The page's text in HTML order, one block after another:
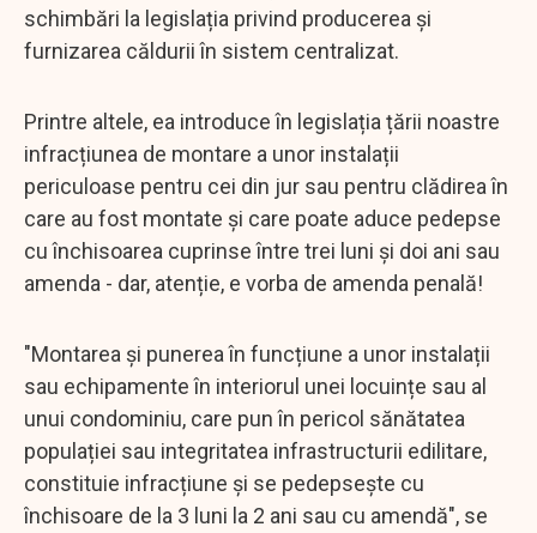
schimbări la legislația privind producerea și
furnizarea căldurii în sistem centralizat.
Printre altele, ea introduce în legislația țării noastre
infracțiunea de montare a unor instalații
periculoase pentru cei din jur sau pentru clădirea în
care au fost montate și care poate aduce pedepse
cu închisoarea cuprinse între trei luni și doi ani sau
amenda - dar, atenție, e vorba de amenda penală!
"Montarea și punerea în funcțiune a unor instalații
sau echipamente în interiorul unei locuințe sau al
unui condominiu, care pun în pericol sănătatea
populației sau integritatea infrastructurii edilitare,
constituie infracțiune și se pedepsește cu
închisoare de la 3 luni la 2 ani sau cu amendă", se